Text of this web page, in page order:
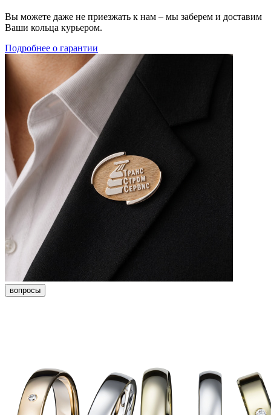
Вы можете даже не приезжать к нам – мы заберем и доставим
Ваши кольца курьером.
Подробнее о гарантии
вопросы